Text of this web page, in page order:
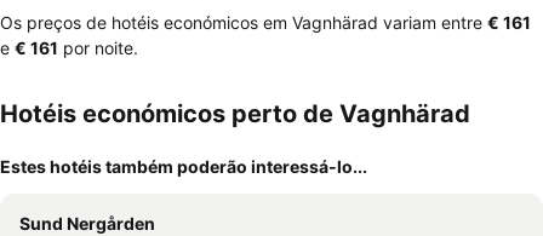
Os preços de hotéis económicos em Vagnhärad variam entre ‎€ 161
e ‎€ 161 por noite.
Hotéis económicos perto de Vagnhärad
Estes hotéis também poderão interessá-lo...
Sund Nergården